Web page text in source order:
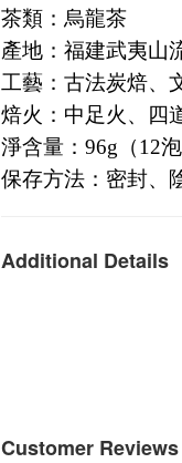
茶類：烏龍茶
產地：福建武夷山
工藝：古法炭焙、
焙火：中足火、四
淨含量： 96g （12泡
保存方法：密封、
Additional Details
Customer Reviews